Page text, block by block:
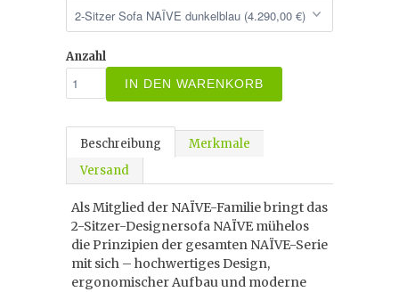
Anzahl
IN DEN WARENKORB
Beschreibung
Merkmale
Versand
Als Mitglied der NAÏVE-Familie bringt das
2-Sitzer-Designersofa NAÏVE mühelos
die Prinzipien der gesamten NAÏVE-Serie
mit sich – hochwertiges Design,
ergonomischer Aufbau und moderne